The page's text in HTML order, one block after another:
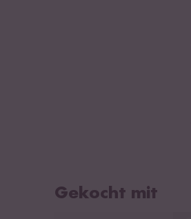
Gekocht mit